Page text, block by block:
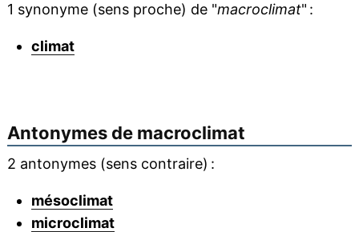
1 synonyme (sens proche) de "macroclimat" :
climat
Antonymes de macroclimat
2 antonymes (sens contraire) :
mésoclimat
microclimat